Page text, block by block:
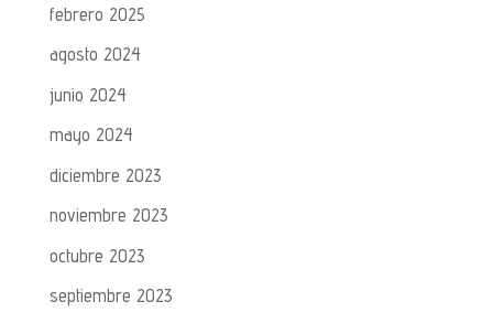
febrero 2025
agosto 2024
junio 2024
mayo 2024
diciembre 2023
noviembre 2023
octubre 2023
septiembre 2023